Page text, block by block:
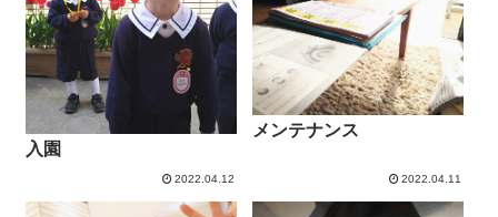
入園
2022.04.12
メンテナンス
2022.04.11